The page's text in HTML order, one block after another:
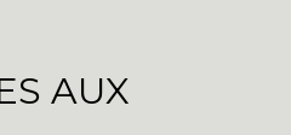
AUX